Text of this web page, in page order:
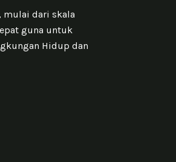
mulai dari skala
guna untuk
Hidup dan